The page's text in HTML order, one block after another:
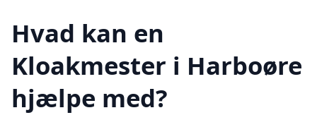
Hvad kan en
Kloakmester i Harboøre
hjælpe med?